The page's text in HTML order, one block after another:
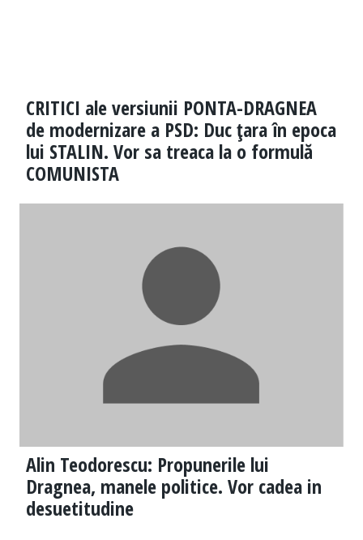
CRITICI ale versiunii PONTA-DRAGNEA
de modernizare a PSD: Duc ţara în epoca
lui STALIN. Vor sa treaca la o formulă
COMUNISTA
Alin Teodorescu: Propunerile lui
Dragnea, manele politice. Vor cadea in
desuetitudine